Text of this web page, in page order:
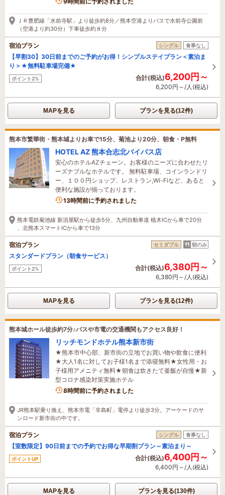
ＪＲ豊肥線「水前寺駅」より徒歩約8分／熊本空港よりバスで水前寺公園前
（空港より約30分）下車徒歩約８分
宿泊プラン シングル 食事なし
【早割30】30日前までのご予約がお得！シンプルステイプラン＜素泊ま
り＞★無料駐車場完備★
ポイント2% 合計(税込)6,200円～
6,200円～/人(税込)
MAPを見る プランを見る(12件)
熊本市繁華街・熊本城よりお車で15分、菊池より20分、朝食・P無料
HOTEL AZ 熊本合志北バイパス店
安心のホテルAZチェーン。お客様のニーズに合わせたリ
ーズナブルなホテルです。 無料駐車場、コインランドリ
ー、１００円ショップ、レストラン,Wi-Fiなど、あると
便利な施設が揃っております。
13時間前に予約されました
熊本電鉄菊池線 新須屋駅から徒歩5分、九州自動車道 植木ICから車で20分
、北熊本スマートICから車で13分
宿泊プラン セミダブル 朝のみ
スタンダードプラン（朝食サービス）
ポイント2% 合計(税込)6,380円～
6,380円～/人(税込)
MAPを見る プランを見る(12件)
熊本城ホール徒歩約7分♪バスや市電の交通機関もアクセス良好！
リッチモンドホテル熊本新市街
★熊本市中心部、新市街の立地でお買い物や飲食に便利
★大人1名に対してお子様1名まで添寝無料★女性用・お
子様用アメニティ無料★朝食は炊きたて釜飯が自慢★新
型コロナ感染対策実施ホテル
8時間前に予約されました
JR熊本駅乗り換え、熊本市電「辛島町」電停より徒歩3分。アーケードのサ
ンロード新市街の中です。
宿泊プラン シングル 食事なし
【室数限定】90日前までの予約でお得な早期割プラン～素泊まり～
ポイントUP 合計(税込)6,400円～
6,400円～/人(税込)
MAPを見る プランを見る(130件)